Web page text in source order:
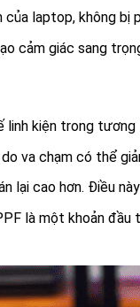
laptop, không bị
cảm giác sang
linh kiện trong tương
va chạm có thể
cao hơn. Điều
là một khoản đầu